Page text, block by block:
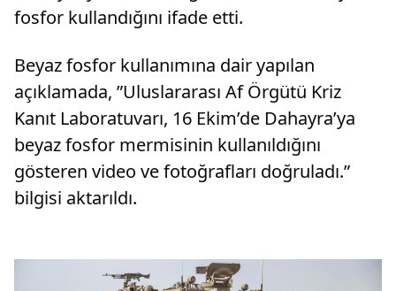
fosfor kullandığını ifade etti.
Beyaz fosfor kullanımına dair yapılan
açıklamada, ”Uluslararası Af Örgütü Kriz
Kanıt Laboratuvarı, 16 Ekim’de Dahayra’ya
beyaz fosfor mermisinin kullanıldığını
gösteren video ve fotoğrafları doğruladı.”
bilgisi aktarıldı.